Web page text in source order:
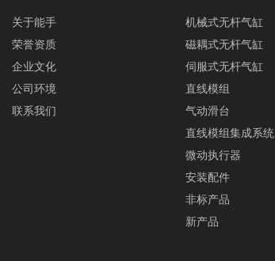
关于能手
荣誉资质
企业文化
公司环境
联系我们
机械式无杆气缸
磁耦式无杆气缸
伺服式无杆气缸
直线模组
气动滑台
直线模组集成系统
微动执行器
安装配件
非标产品
新产品